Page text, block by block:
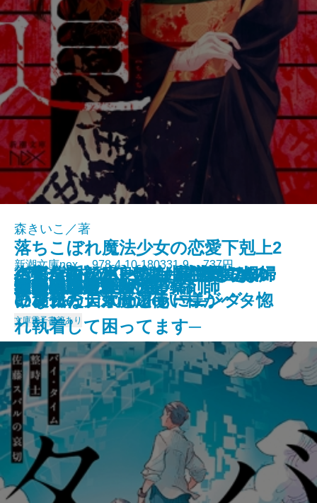
さよならの言い方なんて知らな
い。11
龍ノ国幻想9 天恵の命
神と王1 亡国の書
人魚屋敷の殺人
その他の危険
〈完全版〉JKハルは異世界で娼婦
になった summer
人喰いパンダ殺人事件
聖女が、壺
龍の隠し子 幽世の薬剤師
血道
森きいこ／著
新潮文庫nex 978-4-10-180331-9 737円
2026/05/28
文庫電子書籍あり
バイ・タイム─整時士佐藤スバル
の哀切─
落ちこぼれ魔法少女の恋愛下剋上2
─魔法学校のワケあり劣等生なの
に稀代の天才魔法使い様がベタ惚
れ執着して困ってます─
街角ハルシネーション─探偵AIの
リアル・ディープラーニング─
〈完全版〉JKハルは異世界で娼婦
になった
聖女の、遺産
重力アルケミック
最後の魔法
文豪の花嫁
名探偵の顔が良い2―謎解きはジ
ャンクな自炊とともに―
猫の神隠し 幽世の薬剤師